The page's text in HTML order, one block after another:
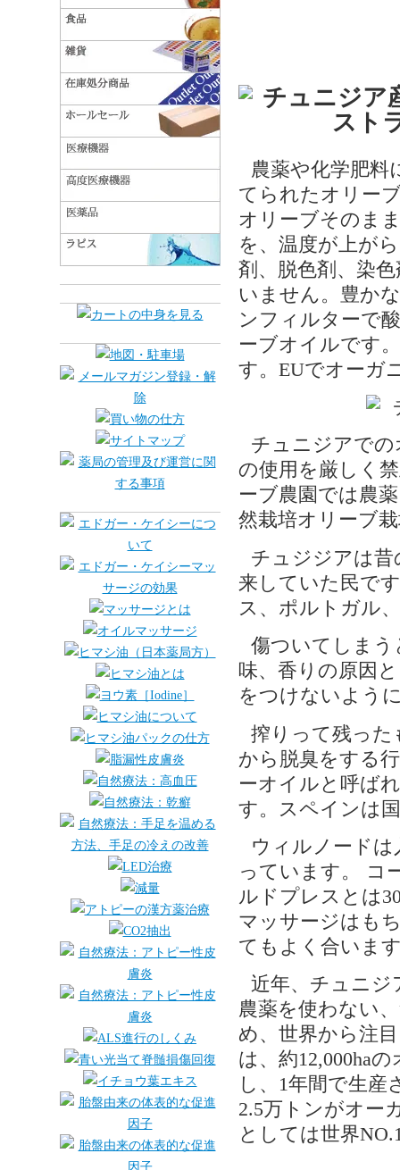
農薬や化学肥料
てられたオリー
オリーブそのま
を、温度が上が
剤、脱色剤、染
いません。豊か
ンフィルターで
ーブオイルです
す。EUでオーガ
チュニジアでの
の使用を厳しく
ーブ農園では農
然栽培オリーブ
チュジジアは昔
来していた民で
ス、ポルトガル
傷ついてしまう
味、香りの原因
をつけないよう
搾りって残った
から脱臭をする
ーオイルと呼ば
す。スペインは
ウィルノード
っています。 コ
ルドプレスとは
マッサージはも
てもよく合いま
近年、チュニ
農薬を使わない
め、世界から注
は、約12,000ha
し、1年間で生産
2.5万トンがオー
としては世界